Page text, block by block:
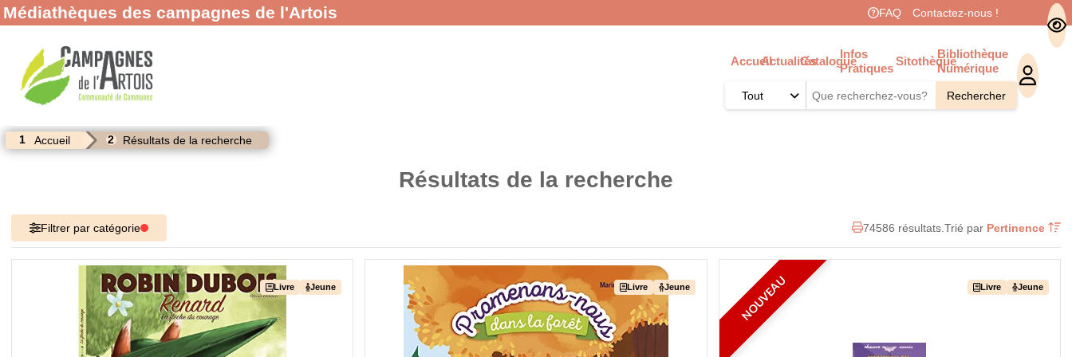
Médiathèques des campagnes de l'Artois FAQ Contactez-nous !
Menu
Général
AccueilActualitésCatalogue
Infos
Pratiques
Sitothèque
Bibliothèque
Numérique
Tout Rechercher
Accueil Résultats de la recherche
Résultats de la recherche
Filtrer par catégorie 74586 résultats.Trié par Pertinence
Livre Jeune Livre Jeune NOUVEAU Livre Jeune
Confort +